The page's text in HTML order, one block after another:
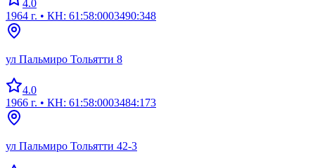
4.0
1964 г. • КН: 61:58:0003490:348
ул Пальмиро Тольятти 8
4.0
1966 г. • КН: 61:58:0003484:173
ул Пальмиро Тольятти 42-3